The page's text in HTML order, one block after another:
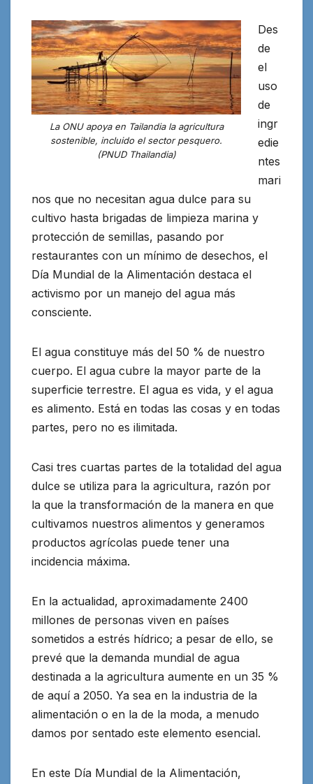
La ONU apoya en Tailandia la agricultura
sostenible, incluido el sector pesquero.
(PNUD Thailandia)
Des
de
el
uso
de
ingr
edie
ntes
mari
nos que no necesitan agua dulce para su
cultivo hasta brigadas de limpieza marina y
protección de semillas, pasando por
restaurantes con un mínimo de desechos, el
Día Mundial de la Alimentación destaca el
activismo por un manejo del agua más
consciente.
El agua constituye más del 50 % de nuestro
cuerpo. El agua cubre la mayor parte de la
superficie terrestre. El agua es vida, y el agua
es alimento. Está en todas las cosas y en todas
partes, pero no es ilimitada.
Casi tres cuartas partes de la totalidad del agua
dulce se utiliza para la agricultura, razón por
la que la transformación de la manera en que
cultivamos nuestros alimentos y generamos
productos agrícolas puede tener una
incidencia máxima.
En la actualidad, aproximadamente 2400
millones de personas viven en países
sometidos a estrés hídrico; a pesar de ello, se
prevé que la demanda mundial de agua
destinada a la agricultura aumente en un 35 %
de aquí a 2050. Ya sea en la industria de la
alimentación o en la de la moda, a menudo
damos por sentado este elemento esencial.
En este Día Mundial de la Alimentación,